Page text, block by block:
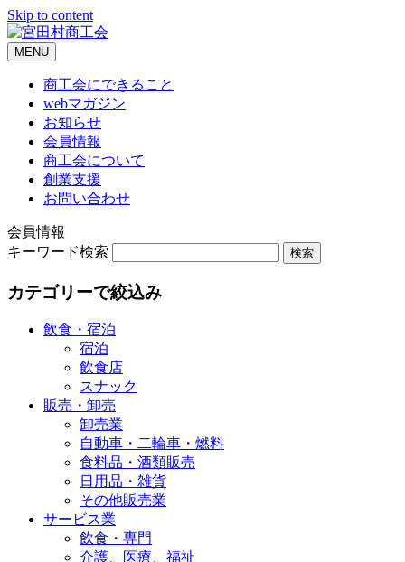
Skip to content
MENU
商工会にできること
webマガジン
お知らせ
会員情報
商工会について
創業支援
お問い合わせ
会員情報
キーワード検索
カテゴリーで絞込み
飲食・宿泊
宿泊
飲食店
スナック
販売・卸売
卸売業
自動車・二輪車・燃料
食料品・酒類販売
日用品・雑貨
その他販売業
サービス業
飲食・専門
介護、医療、福祉